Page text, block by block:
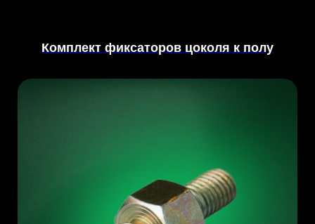
Комплект фиксаторов цоколя к полу